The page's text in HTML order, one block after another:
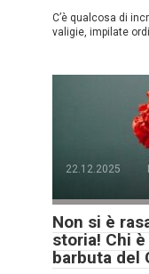
C’è qualcosa di
valigie, impilate
22.12.2025
Non si è
storia! Chi
barbuta del